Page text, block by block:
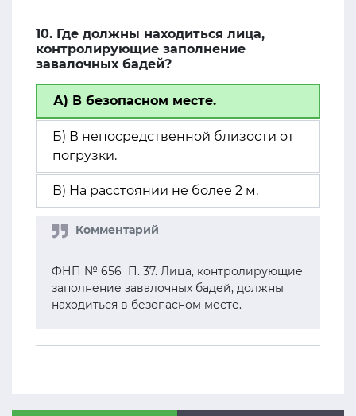
10. Где должны находиться лица,
контролирующие заполнение
завалочных бадей?
А) В безопасном месте.
Б) В непосредственной близости от
погрузки.
В) На расстоянии не более 2 м.
ФНП № 656 П. 37. Лица, контролирующие
заполнение завалочных бадей, должны
находиться в безопасном месте.